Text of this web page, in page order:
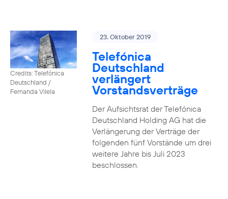
Credits: Telefónica
Deutschland /
Fernanda Vilela
23. Oktober 2019
Telefónica
Deutschland
verlängert
Vorstandsverträge
Der Aufsichtsrat der Telefónica
Deutschland Holding AG hat die
Verlängerung der Verträge der
folgenden fünf Vorstände um drei
weitere Jahre bis Juli 2023
beschlossen.